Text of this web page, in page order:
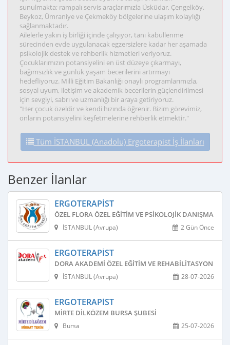
sunulmakta; rampalı servis araçlarımızla Üsküdar, Çengelköy,
Beykoz, Ümraniye ve Çekmeköy bölgelerine ulaşım kolaylığı
sağlanmaktadır.
Ailelerle yakın iş birliği içinde çalışıyor, tanı kabullenme
sürecinden evde uygulanacak egzersizlere kadar her aşamada
psikolojik destek ve rehberlik hizmetleri veriyoruz.
Çocuklarımızın potansiyelini en üst düzeye çıkarmayı,
bağımsızlık ve günlük yaşam becerilerini artırmayı
hedefliyoruz. Milli Eğitim Bakanlığı onaylı programlarımızla,
sosyal uyum, iletişim ve akademik becerilerin güçlendirilmesi
için sevgiyi, sabrı ve uzmanlığı bir araya getiriyoruz.
"Her çocuk özeldir ve kendi hızında öğrenir. Bizim görevimiz,
onların potansiyelini keşfetmelerine rehberlik etmektir."
Tüm İSTANBUL (Anadolu) Ergoterapist İş İlanları
Benzer İlanlar
ERGOTERAPIST
ÖZEL FLORA ÖZEL EĞITIM VE PSIKOLOJIK DANIŞMANLIK
2 Gün Önce
İSTANBUL (Avrupa)
ERGOTERAPIST
DORA AKADEMI ÖZEL EĞITIM VE REHABILITASYON
28-07-2026
İSTANBUL (Avrupa)
ERGOTERAPIST
MIRTE DILKÖZEM BURSA ŞUBESI
25-07-2026
Bursa